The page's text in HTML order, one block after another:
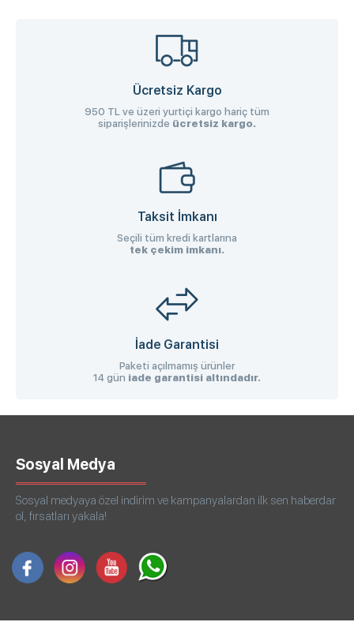
Ücretsiz Kargo
950 TL ve üzeri yurtiçi kargo hariç tüm
siparişlerinizde ücretsiz kargo.
Taksit İmkanı
Seçili tüm kredi kartlarına
tek çekim imkanı.
İade Garantisi
Paketi açılmamış ürünler
14 gün iade garantisi altındadır.
Sosyal Medya
Sosyal medyaya özel indirim ve kampanyalardan ilk sen haberdar
ol, fırsatları yakala!